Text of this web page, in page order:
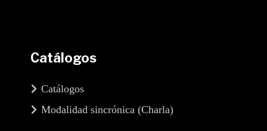
Catálogos
Catálogos
Modalidad sincrónica (Charla)